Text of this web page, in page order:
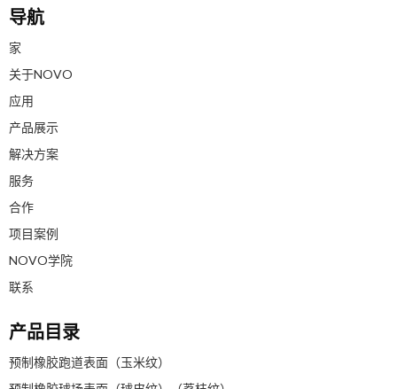
导航
家
关于NOVO
应用
产品展示
解决方案
服务
合作
项目案例
NOVO学院
联系
产品目录
预制橡胶跑道表面（玉米纹）